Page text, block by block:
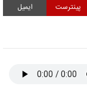
پینترست ایمیل